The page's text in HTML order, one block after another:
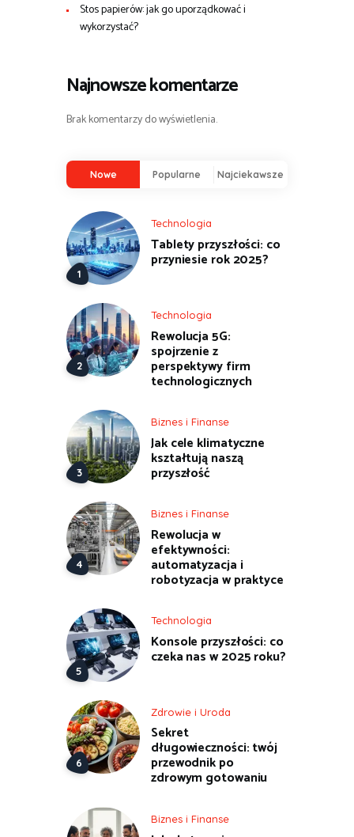
Stos papierów: jak go uporządkować i
wykorzystać?
Najnowsze komentarze
Brak komentarzy do wyświetlenia.
Nowe Popularne Najciekawsze
Technologia
Tablety przyszłości: co
przyniesie rok 2025?
Technologia
Rewolucja 5G:
spojrzenie z
perspektywy firm
technologicznych
Biznes i Finanse
Jak cele klimatyczne
kształtują naszą
przyszłość
Biznes i Finanse
Rewolucja w
efektywności:
automatyzacja i
robotyzacja w praktyce
Technologia
Konsole przyszłości: co
czeka nas w 2025 roku?
Zdrowie i Uroda
Sekret
długowieczności: twój
przewodnik po
zdrowym gotowaniu
Biznes i Finanse